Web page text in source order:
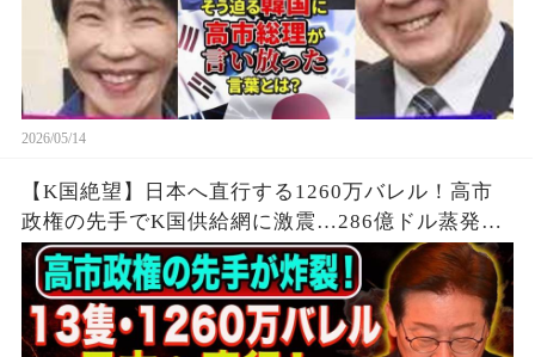
2026/05/14
【K国絶望】日本へ直行する1260万バレル！高市
政権の先手でK国供給網に激震…286億ドル蒸発の
危機か